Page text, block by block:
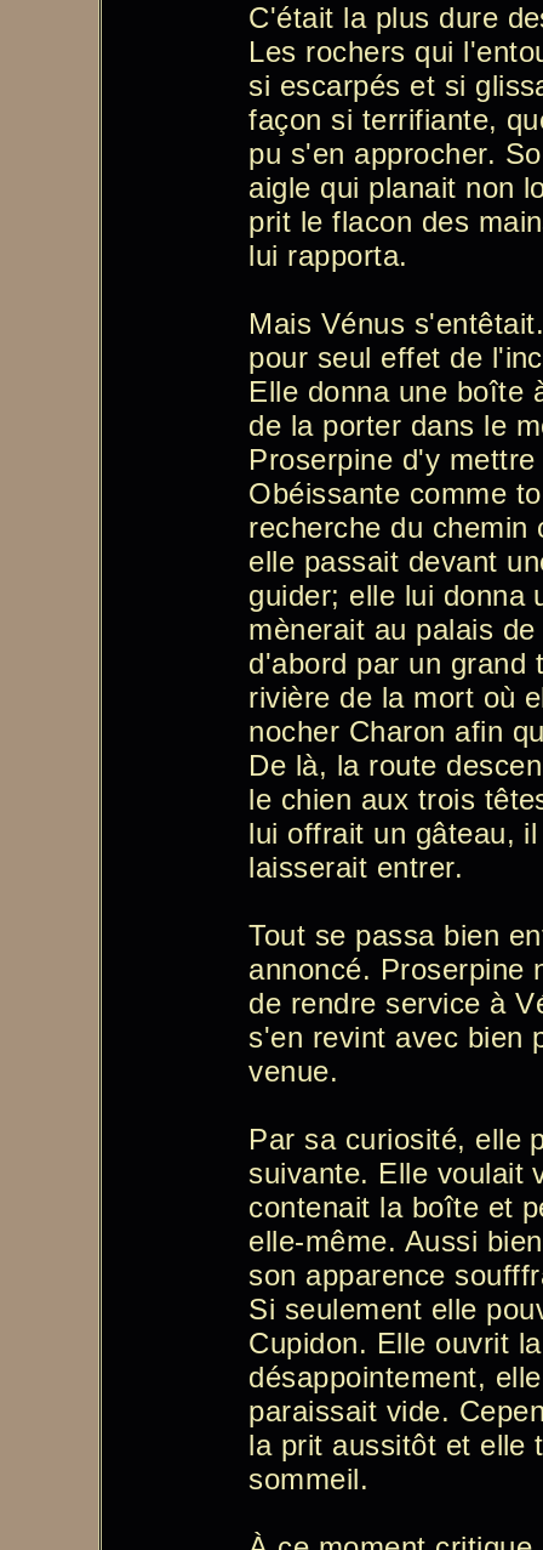
C'était la plus dure
Les rochers qui
si escarpés et si
façon si terrifiante,
pu s'en approcher.
aigle qui planait non
prit le flacon des
lui rapporta.
Mais Vénus
pour seul effet de
Elle donna une boîte
de la porter dans le
Proserpine d'y
Obéissante comme
recherche du chemin
elle passait devant
guider; elle lui donna
mènerait au palais
d'abord par un grand
rivière de la mort où
nocher Charon afin
De là, la route
le chien aux trois
lui offrait un gâteau,
laisserait entrer.
Tout se passa bien
annoncé. Proserpine
de rendre service à
s'en revint avec bien
venue.
Par sa curiosité, elle
suivante. Elle voulait
contenait la boîte et
elle-même. Aussi
son apparence
Si seulement elle
Cupidon. Elle ouvrit
désappointement,
paraissait vide.
la prit aussitôt et elle
sommeil.